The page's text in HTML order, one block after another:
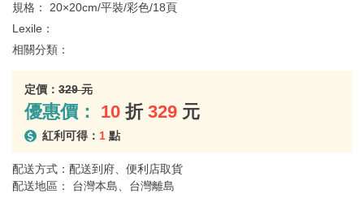
規格： 20×20cm/平裝/彩色/18頁
Lexile：
相關分類：
定價： 329 元
優惠價： 10 折 329 元
紅利可得： 1 點
配送方式：配送到府、便利店取貨
配送地區： 台灣本島、台灣離島